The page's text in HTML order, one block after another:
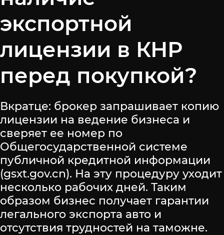
экспортной
лицензии в КНР
перед покупкой?
Вкратце: брокер запрашивает копию
лицензии на ведение бизнеса и
сверяет ее номер по
Общегосударственной системе
публичной кредитной информации
(gsxt.gov.cn). На эту процедуру уходит
несколько рабочих дней. Таким
образом бизнес получает гарантии
легального экспорта авто и
отсутствия трудностей на таможне.